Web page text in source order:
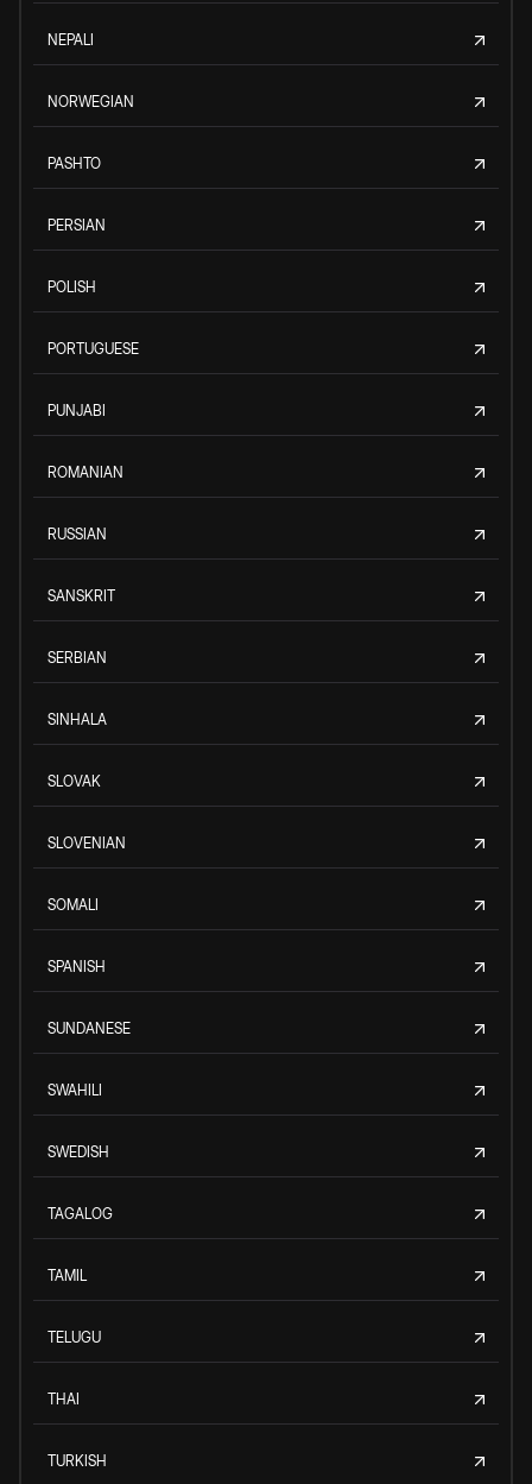
NEPALI
NORWEGIAN
PASHTO
PERSIAN
POLISH
PORTUGUESE
PUNJABI
ROMANIAN
RUSSIAN
SANSKRIT
SERBIAN
SINHALA
SLOVAK
SLOVENIAN
SOMALI
SPANISH
SUNDANESE
SWAHILI
SWEDISH
TAGALOG
TAMIL
TELUGU
THAI
TURKISH